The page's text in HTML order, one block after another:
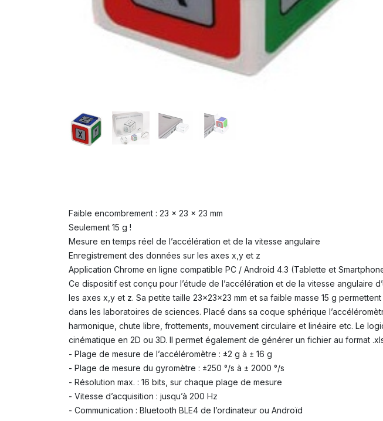
Faible encombrement : 23 x 23 x 23 mm
Seulement 15 g !
Mesure en temps réel de l’accélération et de la vitesse angulaire
Enregistrement des données sur les axes x,y et z
Application Chrome en ligne compatible PC / Android 4.3 (Tablette et
Ce dispositif est conçu pour l’étude de l’accélération et de la vitesse angulaire
les axes x,y et z. Sa petite taille 23x23x23 mm et sa faible masse 15 g
dans les laboratoires de sciences. Placé dans sa coque sphérique
harmonique, chute libre, frottements, mouvement circulaire et linéaire etc. Le
cinématique en 2D ou 3D. Il permet également de générer un fichier au format
- Plage de mesure de l’accéléromètre : ±2 g à ± 16 g
- Plage de mesure du gyromètre : ±250 °/s à ± 2000 °/s
- Résolution max. : 16 bits, sur chaque plage de mesure
- Vitesse d’acquisition : jusqu’à 200 Hz
- Communication : Bluetooth BLE4 de l’ordinateur ou Androïd